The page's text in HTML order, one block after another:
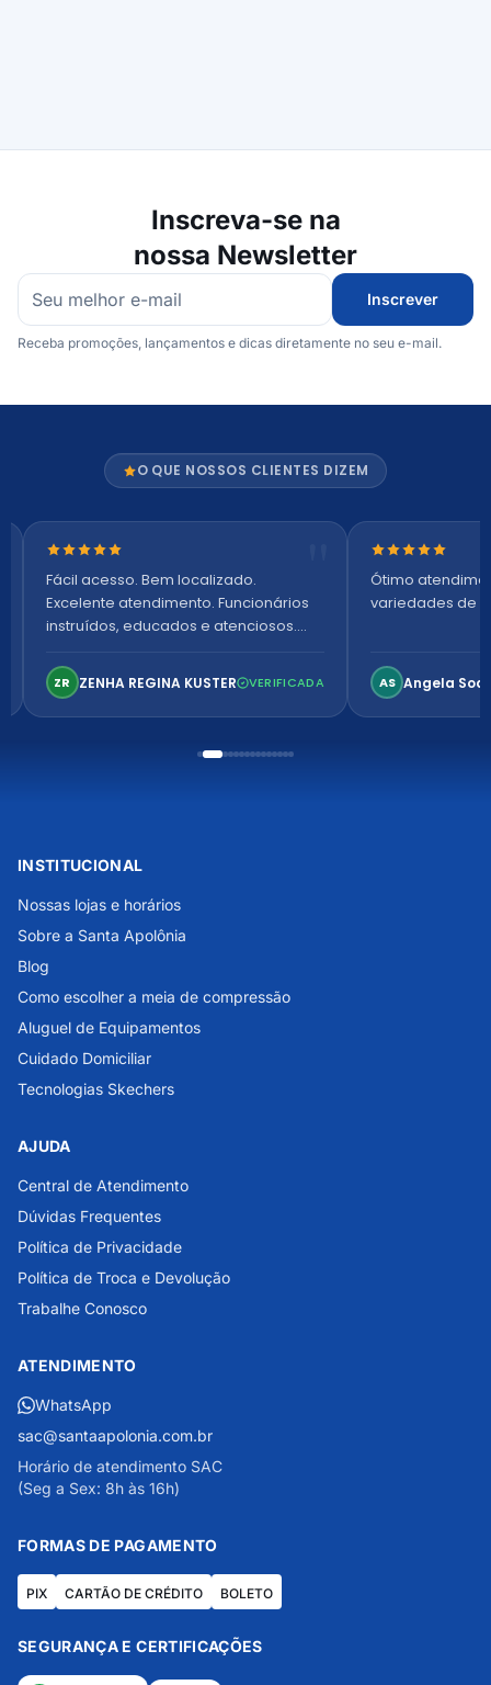
Inscreva-se na
nossa Newsletter
Inscrever
Receba promoções, lançamentos e dicas diretamente no seu e-mail.
O QUE NOSSOS CLIENTES DIZEM
Nota 5 de 5 estrelas
Fácil acesso. Bem localizado.
Excelente atendimento. Funcionários
instruídos, educados e atenciosos.
confortável. Perfeito!
ZR ZENHA REGINA KUSTER VERIFICADA
Nota 5 de 5
Ótimo
variedades de
AS Angela
INSTITUCIONAL
Nossas lojas e horários
Sobre a Santa Apolônia
Blog
Como escolher a meia de compressão
Aluguel de Equipamentos
Cuidado Domiciliar
Tecnologias Skechers
AJUDA
Central de Atendimento
Dúvidas Frequentes
Política de Privacidade
Política de Troca e Devolução
Trabalhe Conosco
ATENDIMENTO
WhatsApp
sac@santaapolonia.com.br
Horário de atendimento SAC
(Seg a Sex: 8h às 16h)
FORMAS DE PAGAMENTO
PIX CARTÃO DE CRÉDITO BOLETO
SEGURANÇA E CERTIFICAÇÕES